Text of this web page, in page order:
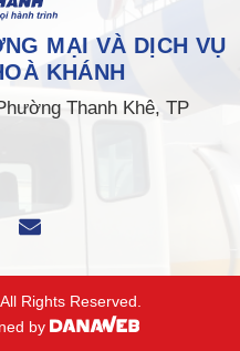
MẠI VÀ DỊCH VỤ
KHÁNH
Thanh Khê, TP
Rights Reserved.
by